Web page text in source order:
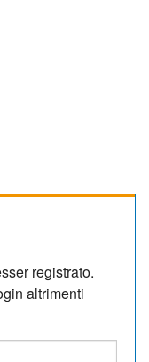
registrato.
altrimenti